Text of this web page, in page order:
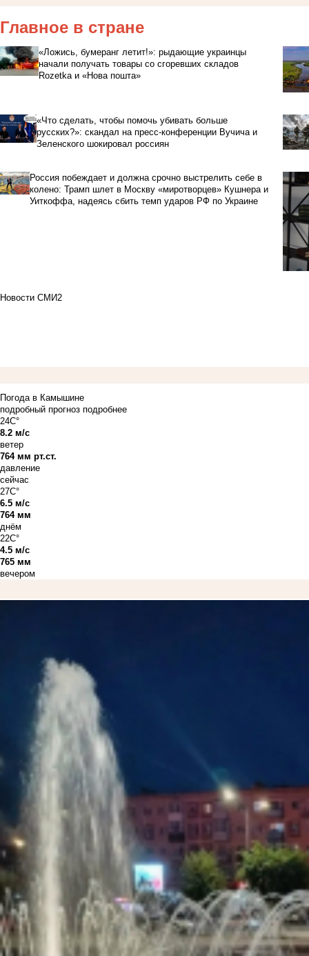
Главное в стране
«Ложись, бумеранг летит!»: рыдающие украинцы
начали получать товары со сгоревших складов
Rozetka и «Нова пошта»
«Что сделать, чтобы помочь убивать больше
русских?»: скандал на пресс-конференции Вучича и
Зеленского шокировал россиян
Россия побеждает и должна срочно выстрелить себе в
колено: Трамп шлет в Москву «миротворцев» Кушнера и
Уиткоффа, надеясь сбить темп ударов РФ по Украине
Новости СМИ2
Погода в Камышине
подробный прогноз подробнее
24C°
8.2 м/с
ветер
764 мм рт.ст.
давление
сейчас
27C°
6.5 м/с
764 мм
днём
22C°
4.5 м/с
765 мм
вечером